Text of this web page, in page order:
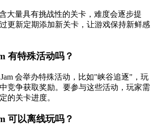
大量具有挑战性的关卡，难度会逐步提
更新定期添加新关卡，让游戏保持新鲜感
有特殊活动吗？
会举办特殊活动，比如"峡谷追逐"，玩
竞争获取奖励。要参与这些活动，玩家需
的关卡进度。
可以离线玩吗？